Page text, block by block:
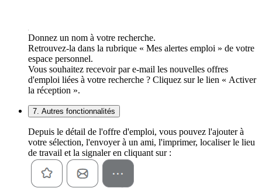
Donnez un nom à votre recherche.
Retrouvez-la dans la rubrique « Mes alertes emploi » de votre
espace personnel.
Vous souhaitez recevoir par e-mail les nouvelles offres
d'emploi liées à votre recherche ? Cliquez sur le lien « Activer
la réception ».
7. Autres fonctionnalités
Depuis le détail de l'offre d'emploi, vous pouvez l'ajouter à
votre sélection, l'envoyer à un ami, l'imprimer, localiser le lieu
de travail et la signaler en cliquant sur :